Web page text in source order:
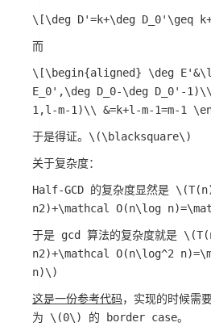
\[\deg D'=k+\deg D_0'\geq
而
\[\begin{aligned} \deg
E_0',\deg D_0-\deg D_0'-
1,l-m-1)\\ &=k+l-m-1=m-1
于是得证。 \(\blacksquare\)
关于复杂度：
Half-GCD 的复杂度显然是
n2)+\mathcal O(n\log
于是 gcd 算法的复杂度就是
n2)+\mathcal O(n\log^2
n)\)
这是一份参考代码，实现的时候需
为 \(0\) 的 border case。